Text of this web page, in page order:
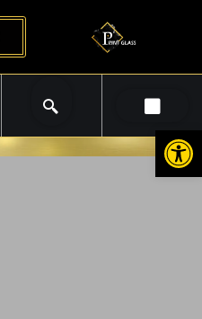
פתח סרגל נגישות